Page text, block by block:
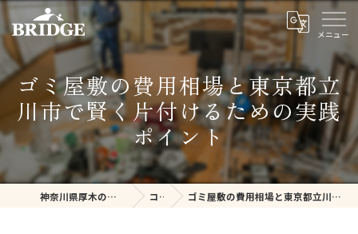
ゴミ屋敷の費用相場と東京都立
川市で賢く片付けるための実践
ポイント
神奈川県厚木の不用品回収ならBRIDGE コラム ゴミ屋敷の費用相場と東京都立川市で賢く片付けるための実践ポイント